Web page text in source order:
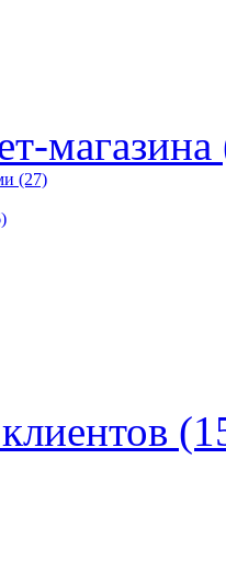
магазина
(27)